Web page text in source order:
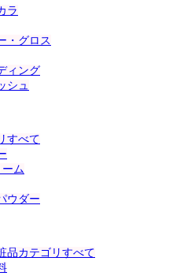
ラ
・グロス
ィング
シュ
すべて
ム
ウダー
品カテゴリすべて